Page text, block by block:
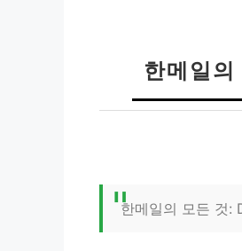
한메일
한메일의 모든 것: